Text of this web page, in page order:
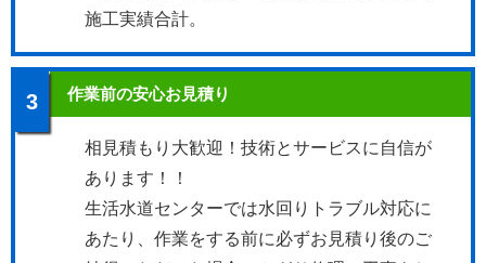
施工実績合計。
3 作業前の安心お見積り
相見積もり大歓迎！技術とサービスに自信が
あります！！
生活水道センターでは水回りトラブル対応に
あたり、作業をする前に必ずお見積り後のご